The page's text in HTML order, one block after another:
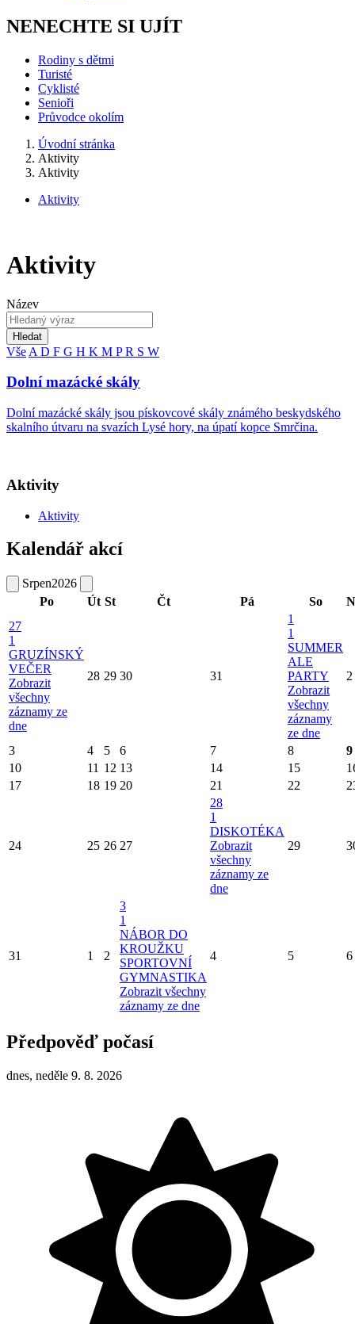
NENECHTE SI UJÍT
Rodiny s dětmi
Turisté
Cyklisté
Senioři
Průvodce okolím
Úvodní stránka
Aktivity
Aktivity
Aktivity
Aktivity
Název
Hledat
Vše A D F G H K M PR S W
Dolní mazácké skály
Dolní mazácké skály jsou pískovcové skály známého beskydského
skalního útvaru na svazích Lysé hory, na úpatí kopce Smrčina.
Aktivity
Aktivity
Kalendář akcí
Srpen2026
Po
Út St Čt Pá So
27
1
GRUZÍNSKÝ
VEČER
Zobrazit
všechny
záznamy ze
dne
28 29 30 31
1
1
SUMMER
ALE
PARTY
Zobrazit
všechny
záznamy
ze dne
2
3 4 5 6 7 8
9
10
11 12 13 14 15
17
18 19 20 21 22
24 25 26 27
28
1
DISKOTÉKA
Zobrazit
všechny
záznamy ze
dne
29
31 1 2
3
1
NÁBOR DO
KROUŽKU
SPORTOVNÍ
GYMNASTIKA
Zobrazit všechny
záznamy ze dne
4 5 6
Předpověď počasí
dnes, neděle 9. 8. 2026